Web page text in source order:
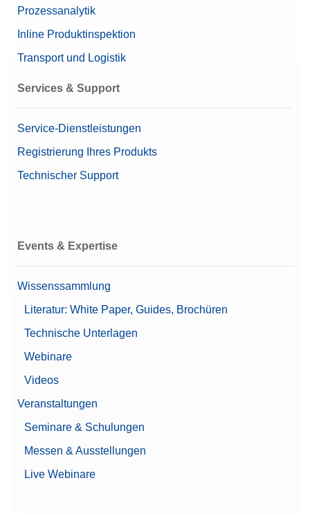
Prozessanalytik
Inline Produktinspektion
Transport und Logistik
Services & Support
Service-Dienstleistungen
Registrierung Ihres Produkts
Technischer Support
Events & Expertise
Wissenssammlung
Literatur: White Paper, Guides, Brochüren
Technische Unterlagen
Webinare
Videos
Veranstaltungen
Seminare & Schulungen
Messen & Ausstellungen
Live Webinare